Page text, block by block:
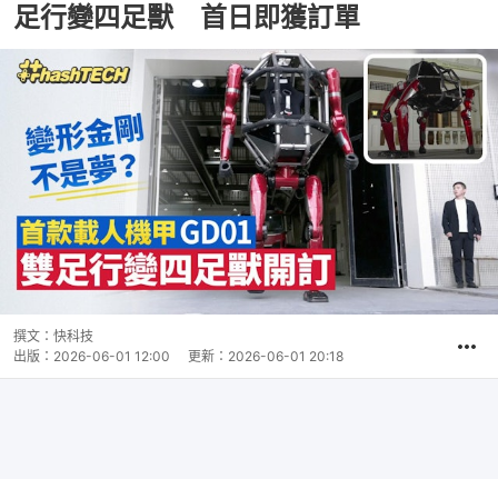
足行變四足獸 首日即獲訂單
撰文： 快科技
出版： 2026-06-01 12:00 更新： 2026-06-01 20:18